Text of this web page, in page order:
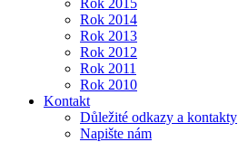
Rok 2015
Rok 2014
Rok 2013
Rok 2012
Rok 2011
Rok 2010
Kontakt
Důležité odkazy a kontakty
Napište nám